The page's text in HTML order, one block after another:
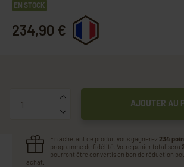
EN STOCK
234,90 €
AJOUTER AU
En achetant ce produit vous gagnerez 234
programme de fidélité. Votre panier totalisera
pourront être convertis en bon de réduction
achat.